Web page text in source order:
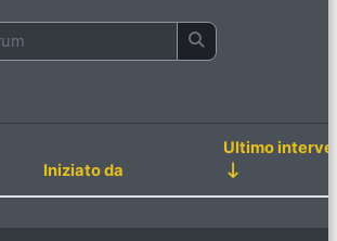
Cerca nei forum
Iniziato da
Ultimo